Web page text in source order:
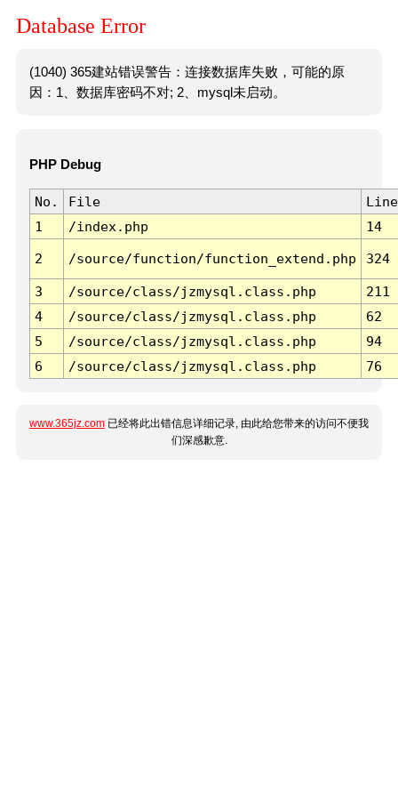
Database Error
(1040) 365建站错误警告：连接数据库失败，可能的原
因：1、数据库密码不对; 2、mysql未启动。
PHP Debug
No. File
Line
1
/index.php 14
2 /source/function/function_extend.php 324
3 /source/class/jzmysql.class.php
211
4
/source/class/jzmysql.class.php
62
5
/source/class/jzmysql.class.php
94
6
/source/class/jzmysql.class.php 76
www.365jz.com 已经将此出错信息详细记录, 由此给您带来的访问不便我
们深感歉意.